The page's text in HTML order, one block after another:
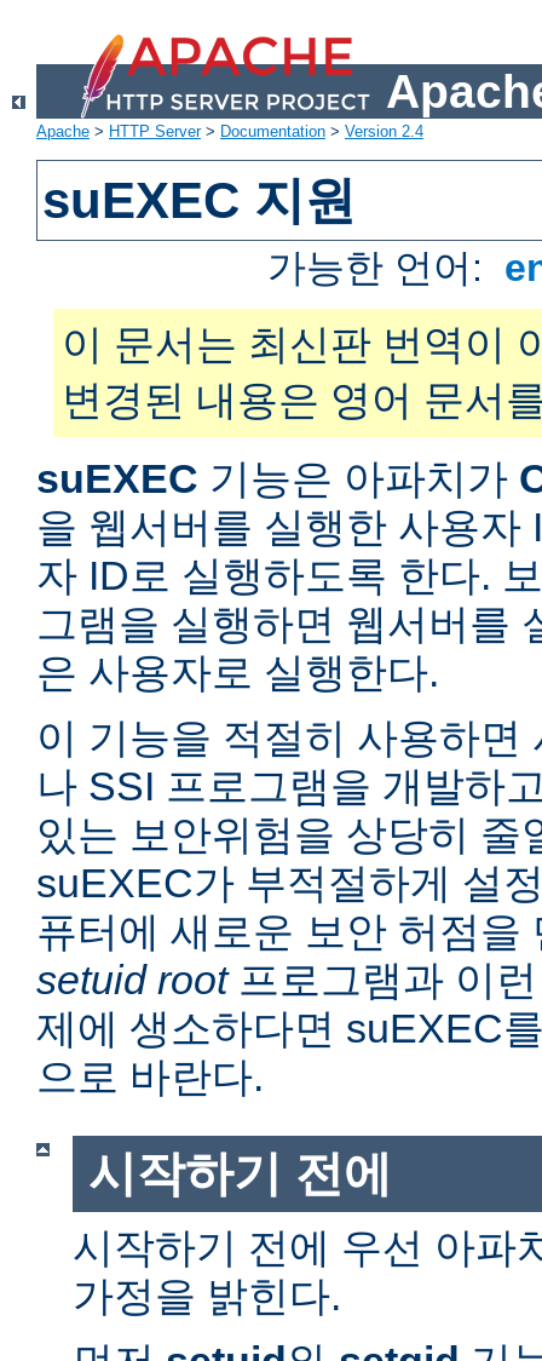
Apache > HTTP Server> Documentation > Version 2.4
suEXEC 지원
가능한 언어:
이 문서는 최신판 번역이
변경된 내용은 영어 문서
suEXEC 기능은 아파치가
을 웹서버를 실행한 사용자
자 ID로 실행하도록 한다.
그램을 실행하면 웹서버를
은 사용자로 실행한다.
이 기능을 적절히 사용하면
나 SSI 프로그램을 개발하
있는 보안위험을 상당히 줄
suEXEC가 부적절하게 설
퓨터에 새로운 보안 허점을
setuid root프로그램과 이
제에 생소하다면 suEXEC
으로 바란다.
시작하기 전에
시작하기 전에 우선 아파
가정을 밝힌다.